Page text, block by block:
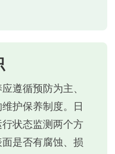
遵循预防为主、
护保养制度。日
状态监测两个方
是否有腐蚀、损